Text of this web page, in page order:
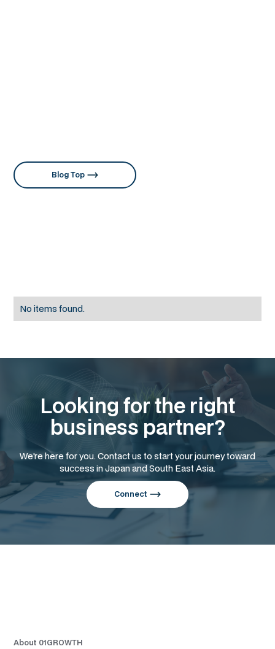
Blog Top
No items found.
Looking for the right
business partner?
We're here for you. Contact us to start your journey toward
success in Japan and South East Asia.
Connect
About 01GROWTH